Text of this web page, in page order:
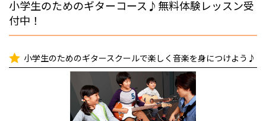
小学生のためのギターコース♪無料体験レッスン受
付中！
小学生のためのギタースクールで楽しく音楽を身につけよう♪